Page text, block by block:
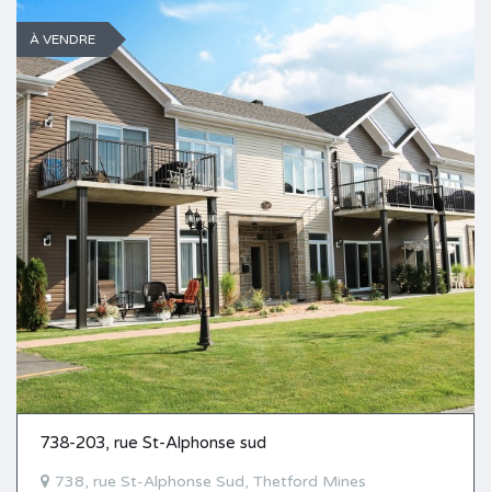
À VENDRE
738-203, rue St-Alphonse sud
738, rue St-Alphonse Sud, Thetford Mines